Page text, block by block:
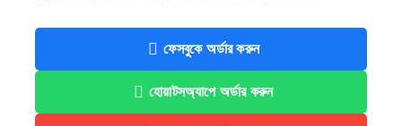
ফেসবুকে অর্ডার করুন
হোয়াটসঅ্যাপে অর্ডার করুন